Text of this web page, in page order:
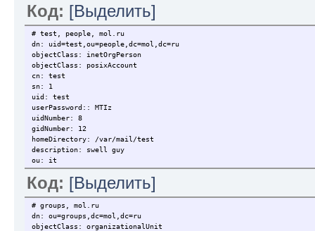
Код: [Выделить]
# test, people, mol.ru
dn: uid=test,ou=people,dc=mol,dc=ru
objectClass: inetOrgPerson
objectClass: posixAccount
cn: test
sn: 1
uid: test
userPassword:: MTIz
uidNumber: 8
gidNumber: 12
homeDirectory: /var/mail/test
description: swell guy
ou: it
Код: [Выделить]
# groups, mol.ru
dn: ou=groups,dc=mol,dc=ru
objectClass: organizationalUnit